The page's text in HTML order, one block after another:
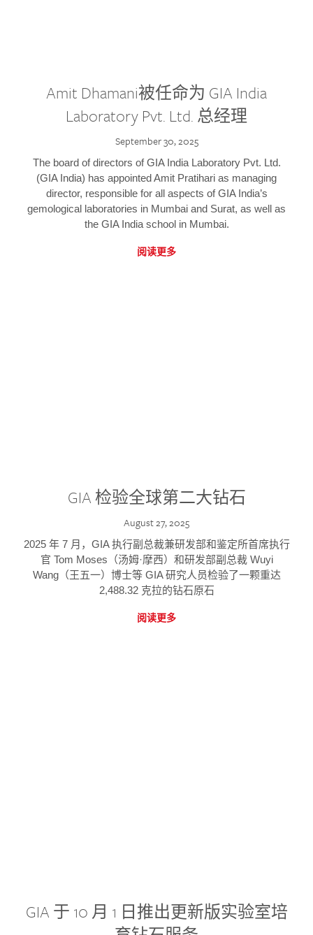
Amit Dhamani被任命为 GIA India
Laboratory Pvt. Ltd. 总经理
September 30, 2025
The board of directors of GIA India Laboratory Pvt. Ltd.
(GIA India) has appointed Amit Pratihari as managing
director, responsible for all aspects of GIA India’s
gemological laboratories in Mumbai and Surat, as well as
the GIA India school in Mumbai.
阅读更多
GIA 检验全球第二大钻石
August 27, 2025
2025 年 7 月，GIA 执行副总裁兼研发部和鉴定所首席执行
官 Tom Moses（汤姆·摩西）和研发部副总裁 Wuyi
Wang（王五一）博士等 GIA 研究人员检验了一颗重达
2,488.32 克拉的钻石原石
阅读更多
GIA 于 10 月 1 日推出更新版实验室培